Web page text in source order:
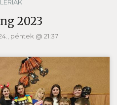
2023
péntek @ 21:37